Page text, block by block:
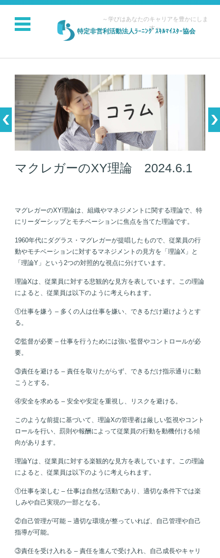
特定非営利活動法人ﾗｰﾆﾝｸﾞｽｷﾙﾏｲｽﾀｰ協会
～学びはあなたのキャリアを豊かにしま
す～
コンテンツに移動
マクレガーのXY理論 2024.6.1
マグレガーのXY理論は、組織やマネジメントに関する理論で、特
にリーダーシップとモチベーションに焦点を当てた理論です。
1960年代にダグラス・マグレガーが提唱したもので、従業員の行
動やモチベーションに対するマネジメントの見方を「理論X」と
「理論Y」という2つの対照的な視点に分けています。
理論Xは、従業員に対する悲観的な見方を表しています。この理論
によると、従業員は以下のように考えられます。
①仕事を嫌う – 多くの人は仕事を嫌い、できるだけ避けようとす
る。
②監督が必要 – 仕事を行うためには強い監督やコントロールが必
要。
③責任を避ける – 責任を取りたがらず、できるだけ指示通りに動
こうとする。
④安全を求める – 安全や安定を重視し、リスクを避ける。
このような前提に基づいて、理論Xの管理者は厳しい監視やコント
ロールを行い、罰則や報酬によって従業員の行動を動機付ける傾
向があります。
理論Yは、従業員に対する楽観的な見方を表しています。この理論
によると、従業員は以下のように考えられます。
①仕事を楽しむ – 仕事は自然な活動であり、適切な条件下では楽
しみや自己実現の一部となる。
②自己管理が可能 – 適切な環境が整っていれば、自己管理や自己
指導が可能。
③責任を受け入れる – 責任を進んで受け入れ、自己成長やキャリ